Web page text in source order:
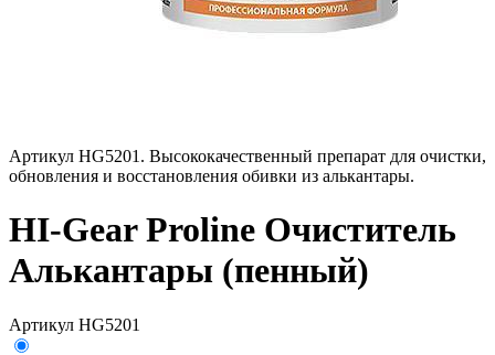
Артикул HG5201. Высококачественный препарат для очистки,
обновления и восстановления обивки из алькантары.
HI-Gear Proline Очиститель
Алькантары (пенный)
Артикул HG5201